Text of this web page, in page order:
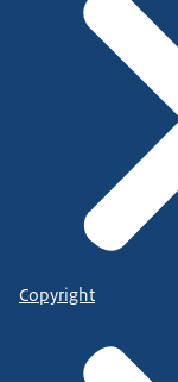
Copyright